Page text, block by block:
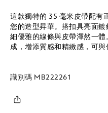
這款獨特的 35 毫米皮帶配有
您的造型昇華。搭扣具亮面
細優雅的線條與皮帶渾然一
成，增添質感和精緻感，可與
識別碼 MB222261